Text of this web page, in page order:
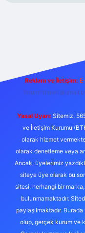
Reklam ve İletişim:
Yasal Uyarı: Sitemiz,
ve İletişim Kurumu
olarak hizmet
olarak denetleme veya
Ancak, üyelerimiz
siteye üye olarak bu
sitesi, herhangi bir
bulunmamaktadır.
paylaşılmaktadır.
olup, gerçek kurum ve